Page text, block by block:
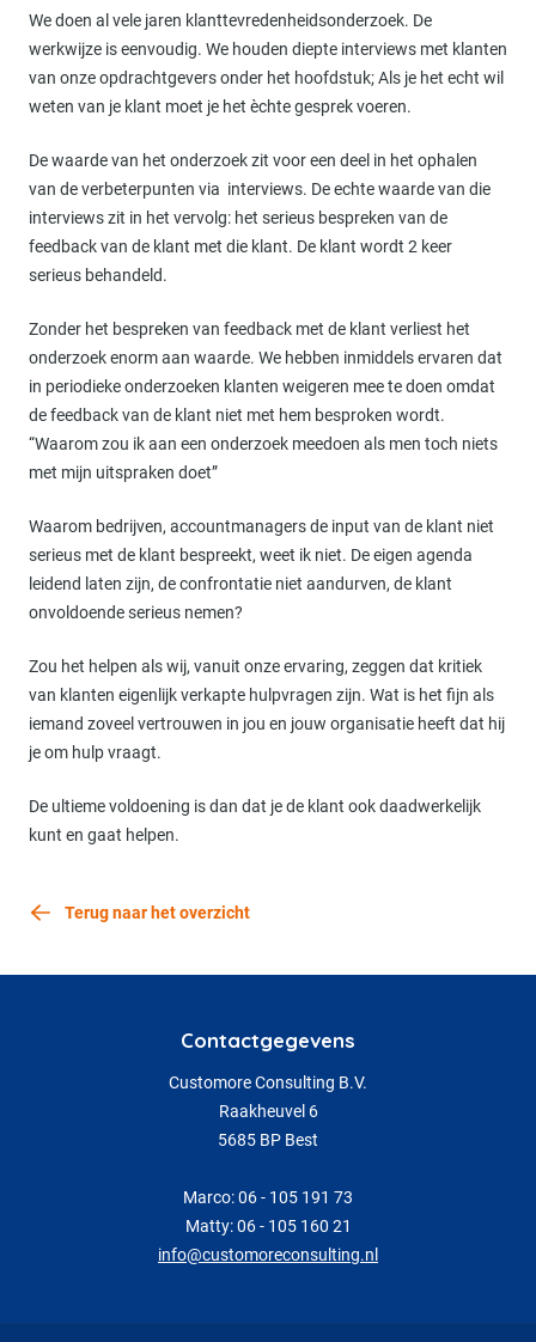
We doen al vele jaren klanttevredenheidsonderzoek. De
werkwijze is eenvoudig. We houden diepte interviews met klanten
van onze opdrachtgevers onder het hoofdstuk; Als je het echt wil
weten van je klant moet je het èchte gesprek voeren.
De waarde van het onderzoek zit voor een deel in het ophalen
van de verbeterpunten via interviews. De echte waarde van die
interviews zit in het vervolg: het serieus bespreken van de
feedback van de klant met die klant. De klant wordt 2 keer
serieus behandeld.
Zonder het bespreken van feedback met de klant verliest het
onderzoek enorm aan waarde. We hebben inmiddels ervaren dat
in periodieke onderzoeken klanten weigeren mee te doen omdat
de feedback van de klant niet met hem besproken wordt.
“Waarom zou ik aan een onderzoek meedoen als men toch niets
met mijn uitspraken doet”
Waarom bedrijven, accountmanagers de input van de klant niet
serieus met de klant bespreekt, weet ik niet. De eigen agenda
leidend laten zijn, de confrontatie niet aandurven, de klant
onvoldoende serieus nemen?
Zou het helpen als wij, vanuit onze ervaring, zeggen dat kritiek
van klanten eigenlijk verkapte hulpvragen zijn. Wat is het fijn als
iemand zoveel vertrouwen in jou en jouw organisatie heeft dat hij
je om hulp vraagt.
De ultieme voldoening is dan dat je de klant ook daadwerkelijk
kunt en gaat helpen.
Terug naar het overzicht
Contactgegevens
Customore Consulting B.V.
Raakheuvel 6
5685 BP Best
Marco: 06 - 105 191 73
Matty: 06 - 105 160 21
info@customoreconsulting.nl